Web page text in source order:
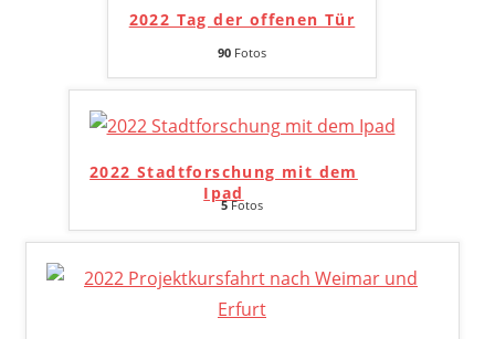
2022 Tag der offenen Tür
90 Fotos
2022 Stadtforschung mit dem
Ipad
5Fotos